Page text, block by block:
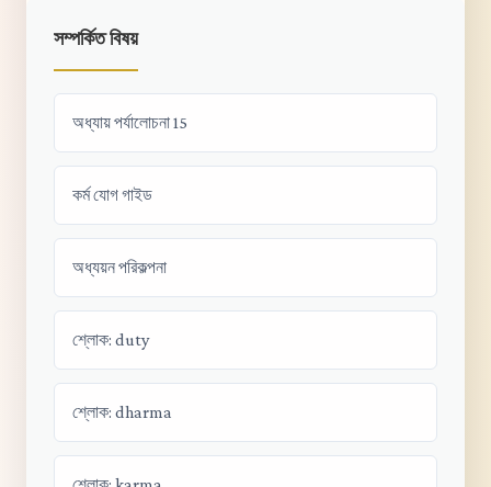
সম্পর্কিত বিষয়
অধ্যায় পর্যালোচনা 15
কর্ম যোগ গাইড
অধ্যয়ন পরিকল্পনা
শ্লোক: duty
শ্লোক: dharma